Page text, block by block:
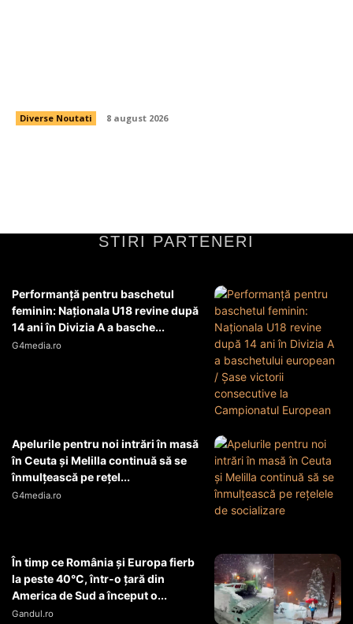
Diverse Noutati 8 august 2026
STIRI PARTENERI
Performanță pentru baschetul
feminin: Naționala U18 revine după
14 ani în Divizia A a basche...
G4media.ro
Apelurile pentru noi intrări în masă
în Ceuta şi Melilla continuă să se
înmulţească pe reţel...
G4media.ro
În timp ce România și Europa fierb
la peste 40°C, într-o țară din
America de Sud a început o...
Gandul.ro